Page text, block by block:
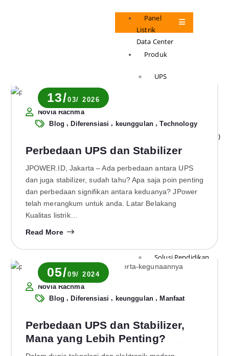
Panel
Listrik
Data Center
Produk
UPS
VERTIV
Battery (UPS/Forklift)
GFORCE
ICAL
Kijo
Panasonic
Solusi Pendidikan
Solusi Rumah Sakit
Youtube Channel
Join Reseller
Blog
13/03/ 2026
Novia Rachma
Blog ,Diferensiasi , keunggulan ,Technology
Perbedaan UPS dan Stabilizer
JPOWER.ID, Jakarta – Ada perbedaan antara UPS
dan juga stabilizer, sudah tahu? Apa saja poin penting
dan perbedaan signifikan antara keduanya? JPower
telah merangkum untuk anda. Latar Belakang
Kualitas listrik…
Read More
05/09/ 2024
Novia Rachma
Blog ,Diferensiasi , keunggulan ,Manfaat
Perbedaan UPS dan Stabilizer,
Mana yang Lebih Penting?